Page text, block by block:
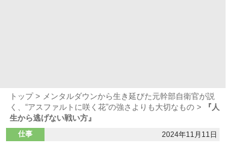
トップ
メンタルダウンから生き延びた元幹部自衛官が説
く、“アスファルトに咲く花”の強さよりも大切なもの
『人
生から逃げない戦い方』
仕事 2024年11月11日